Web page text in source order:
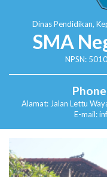
Dinas Pendidikan,
SMA
NPSN:
Alamat: Jalan Lettu
E-mail: